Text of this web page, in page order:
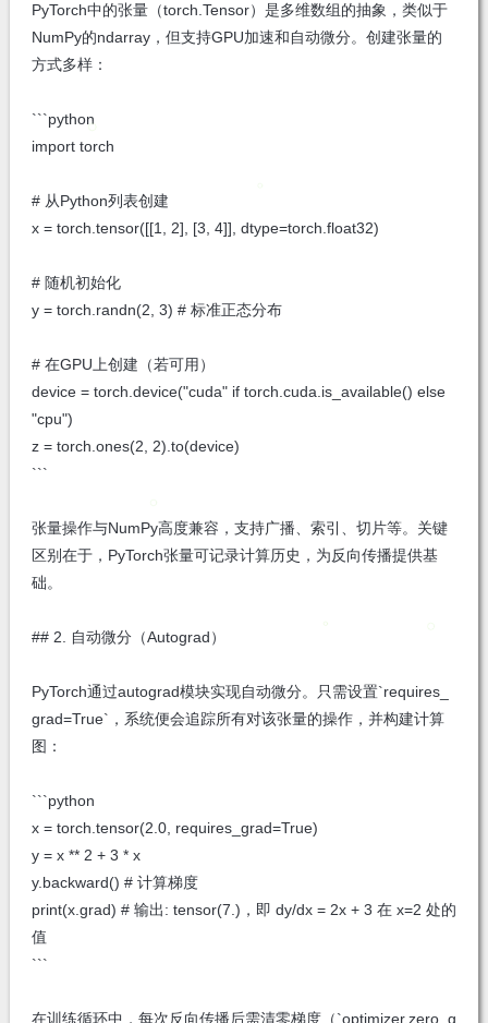
PyTorch中的张量（torch.Tensor）是多维数组的抽象，类似于
NumPy的ndarray，但支持GPU加速和自动微分。创建张量的
方式多样：
```python
import torch
# 从Python列表创建
x = torch.tensor([[1, 2], [3, 4]], dtype=torch.float32)
# 随机初始化
y = torch.randn(2, 3) # 标准正态分布
# 在GPU上创建（若可用）
device = torch.device("cuda" if torch.cuda.is_available() else
"cpu")
z = torch.ones(2, 2).to(device)
```
张量操作与NumPy高度兼容，支持广播、索引、切片等。关键
区别在于，PyTorch张量可记录计算历史，为反向传播提供基
础。
## 2. 自动微分（Autograd）
PyTorch通过autograd模块实现自动微分。只需设置`requires_
grad=True`，系统便会追踪所有对该张量的操作，并构建计算
图：
```python
x = torch.tensor(2.0, requires_grad=True)
y = x ** 2 + 3 * x
y.backward() # 计算梯度
print(x.grad) # 输出: tensor(7.)，即 dy/dx = 2x + 3 在 x=2 处的
值
```
在训练循环中，每次反向传播后需清零梯度（`optimizer.zero_g